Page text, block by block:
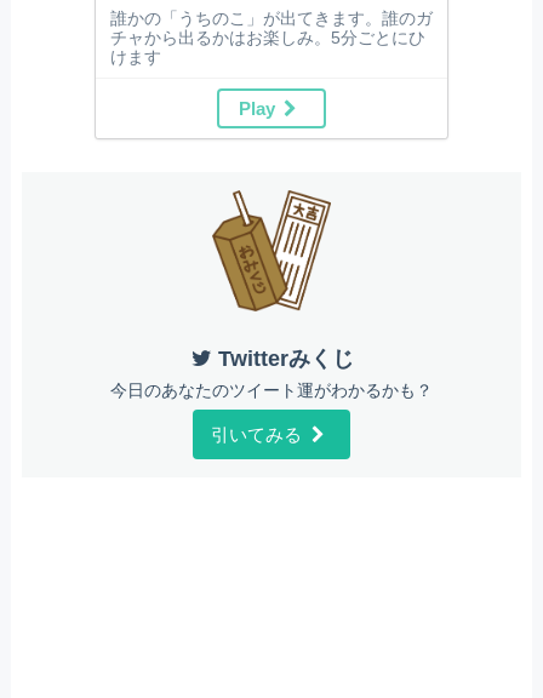
誰かの「うちのこ」が出てきます。誰のガ
チャから出るかはお楽しみ。5分ごとにひ
けます
Play
Twitterみくじ
今日のあなたのツイート運がわかるかも？
引いてみる